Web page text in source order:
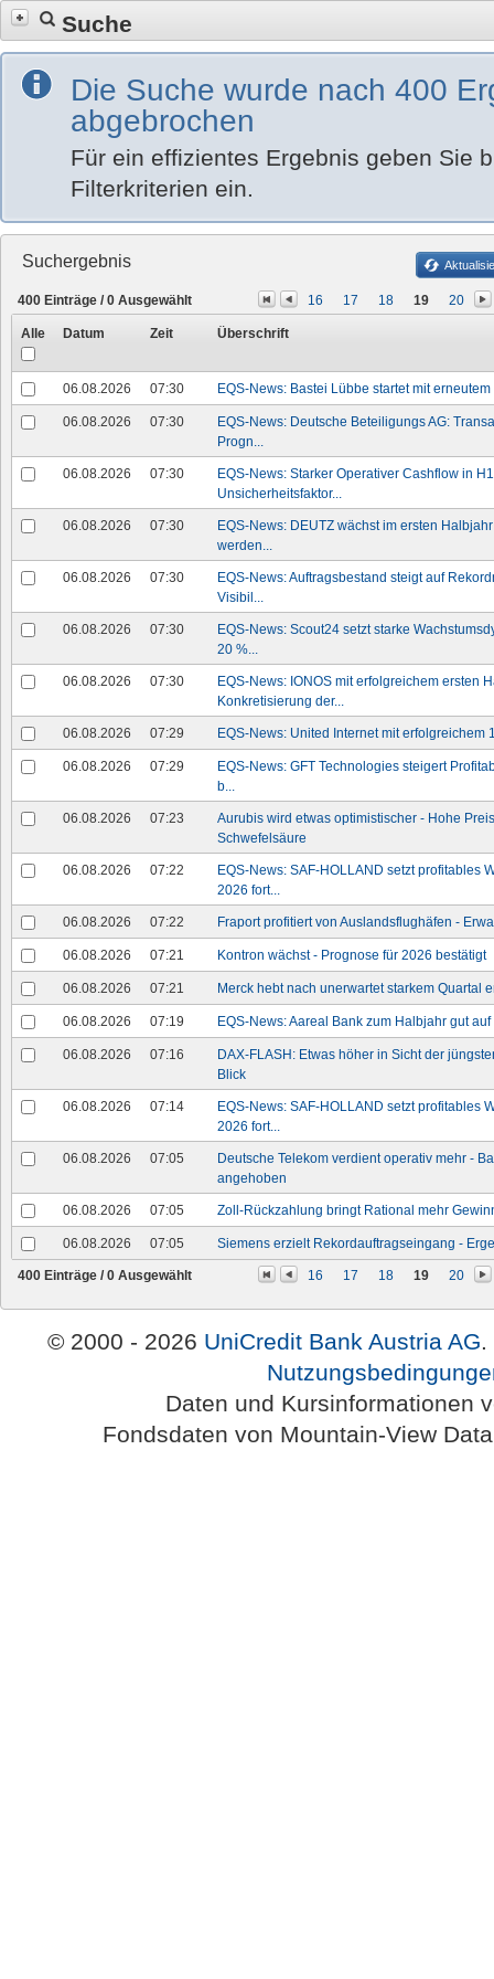
Suche
Die Suche wurde nach 400
abgebrochen
Für ein effizientes Ergebnis geben Sie
Filterkriterien ein.
Suchergebnis
400 Einträge /0 Ausgewählt 16 17 18 19 20
Alle Datum Zeit Überschrift
06.08.2026 07:30 EQS-News: Bastei Lübbe startet mit
06.08.2026 07:30
EQS-News: Deutsche Beteiligungs AG:
Progn...
06.08.2026 07:30
EQS-News: Starker Operativer Cashflow in
Unsicherheitsfaktor...
06.08.2026 07:30
EQS-News: DEUTZ wächst im ersten
werden...
06.08.2026 07:30
EQS-News: Auftragsbestand steigt auf
Visibil...
06.08.2026 07:30
EQS-News: Scout24 setzt starke
20 %...
06.08.2026 07:30
EQS-News: IONOS mit erfolgreichem ersten
Konkretisierung der...
06.08.2026 07:29 EQS-News: United Internet mit erfolgreichem
06.08.2026 07:29
EQS-News: GFT Technologies steigert
b...
06.08.2026 07:23
Aurubis wird etwas optimistischer - Hohe
Schwefelsäure
06.08.2026 07:22
EQS-News: SAF-HOLLAND setzt profitables
2026 fort...
06.08.2026 07:22 Fraport profitiert von Auslandsflughäfen -
06.08.2026 07:21 Kontron wächst - Prognose für 2026 bestätigt
06.08.2026 07:21 Merck hebt nach unerwartet starkem Quartal
06.08.2026 07:19 EQS-News: Aareal Bank zum Halbjahr gut
06.08.2026 07:16
DAX-FLASH: Etwas höher in Sicht der
Blick
06.08.2026 07:14
EQS-News: SAF-HOLLAND setzt profitables
2026 fort...
06.08.2026 07:05
Deutsche Telekom verdient operativ mehr -
angehoben
06.08.2026 07:05 Zoll-Rückzahlung bringt Rational mehr
06.08.2026 07:05 Siemens erzielt Rekordauftragseingang -
400 Einträge /0 Ausgewählt 16 17 18 19 20
© 2000 - 2026 UniCredit Bank Austria AG.
Daten und Kursinformationen
Fondsdaten von Mountain-View